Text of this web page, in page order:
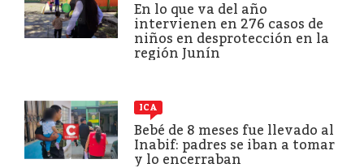
En lo que va del año
intervienen en 276 casos de
niños en desprotección en la
región Junín
ICA
Bebé de 8 meses fue llevado al
Inabif: padres se iban a tomar
y lo encerraban